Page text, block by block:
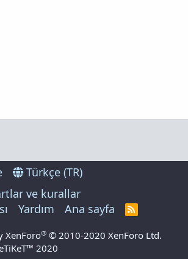
Türkçe (TR)
ve kurallar
Yardım Ana sayfa
R
S
XenForo® © 2010-2020 XenForo Ltd.
2020